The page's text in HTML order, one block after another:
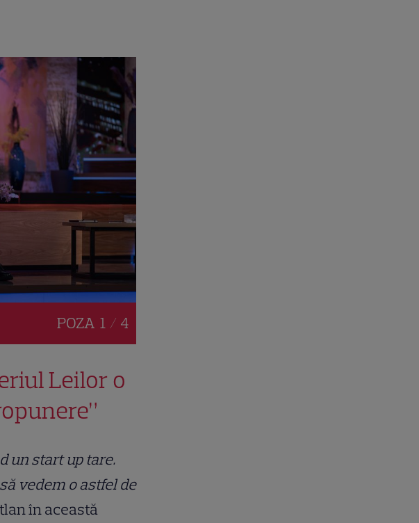
POZA 1 / 4
Leilor o
un start up tare.
vedem o astfel de
în această